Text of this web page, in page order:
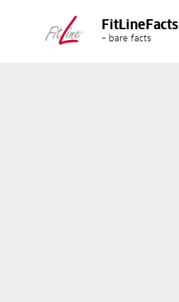
FitLineFacts
– bare facts